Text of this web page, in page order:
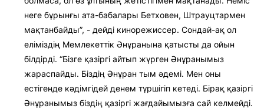
неге бұрынғы ата-бабалары Бетховен, Штрауцтармен
мақтанбайды”, - дейді кинорежиссер. Сондай-ақ ол
еліміздің Мемлекеттік Әнұранына қатысты да ойын
білдірді. “Бізге қазіргі айтып жүрген Әнұранымыз
жараспайды. Біздің Әнұран тым әдемі. Мен оны
естігенде кәдімгідей денем түршігіп кетеді. Бірақ қазіргі
Әнұранымыз біздің қазіргі жағдайымызға сай келмейді.